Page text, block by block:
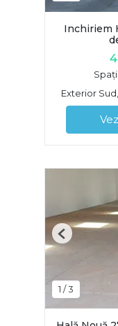
Inchiriem
Exterior
1 /3
Previous